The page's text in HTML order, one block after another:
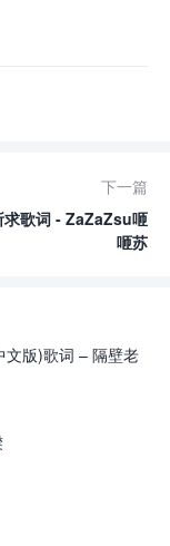
下一篇
求歌词 - ZaZaZsu咂
咂苏
文版)歌词 – 隔壁老